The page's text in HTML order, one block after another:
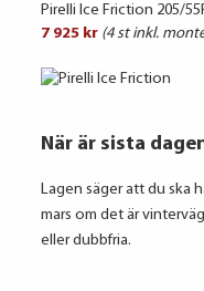
Pirelli Ice Friction 205/
7 925 kr (4 st inkl.
När är sista
Lagen säger att du ska
mars om det är
eller dubbfria.